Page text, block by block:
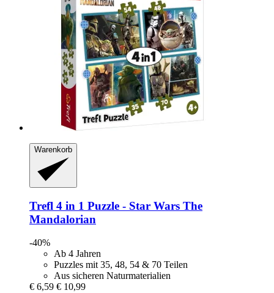
Warenkorb
Trefl 4 in 1 Puzzle -​ Star Wars The
Mandalorian
-40%
Ab 4 Jahren
Puzzles mit 35, 48, 54 & 70 Teilen
Aus sicheren Naturmaterialien
€ 6,59 € 10,99